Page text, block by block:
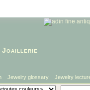
Joaillerie
Jewelry glossary Jewelry